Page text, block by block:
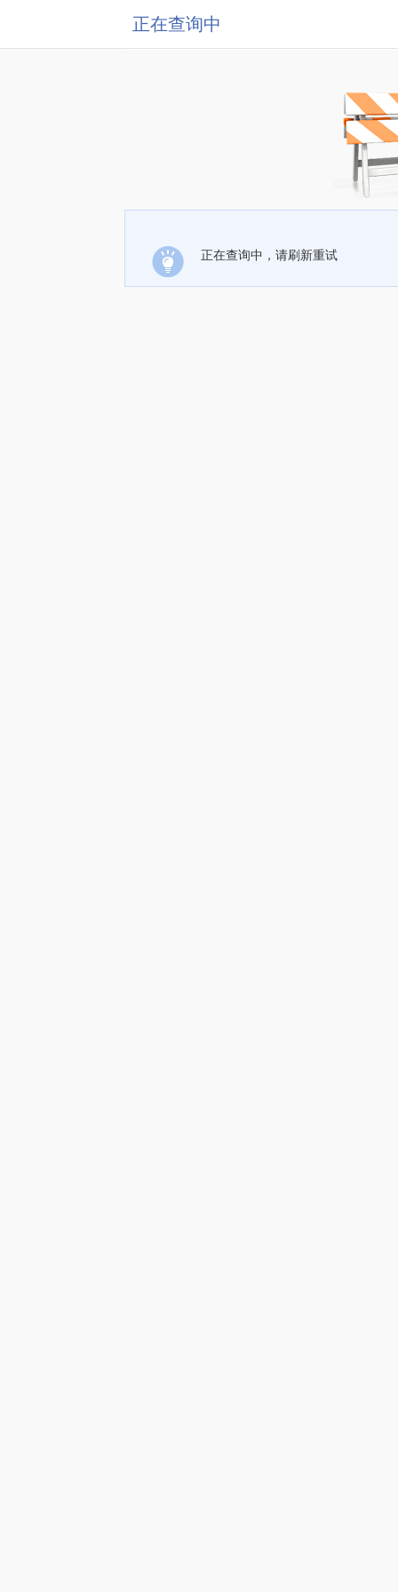
正在查询中
正在查询中，请刷新重试